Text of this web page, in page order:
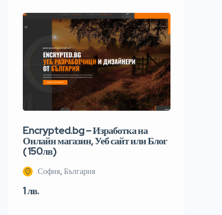
Encrypted.bg – Изработка на
Онлайн магазин, Уеб сайт или Блог
( 150лв)
София, България
1 лв.